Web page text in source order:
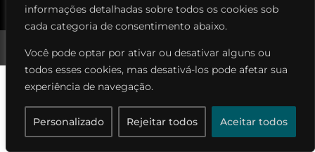
informações detalhadas sobre todos os cookies sob
cada categoria de consentimento abaixo.
Você pode optar por ativar ou desativar alguns ou
todos esses cookies, mas desativá-los pode afetar sua
experiência de navegação.
Personalizado Rejeitar todos Aceitar todos
Política de privacidade